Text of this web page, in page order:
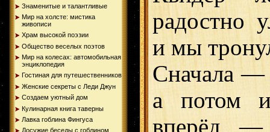
Знаменитые и талантливые
Мир на холсте: мистика
живописи
Храм высокой поэзии
Общество веселых поэтов
Мир на колесах: автомобильная
энциклопедия
Гостиная для путешественников
Женские секреты с Леди Джун
Создаем уютный дом
Кулинарная книга таверны
Лавка гоблина Фингуса
Досужие беседы с гоблином
радостно
и мы
Сначала —
а потом
вперёд —